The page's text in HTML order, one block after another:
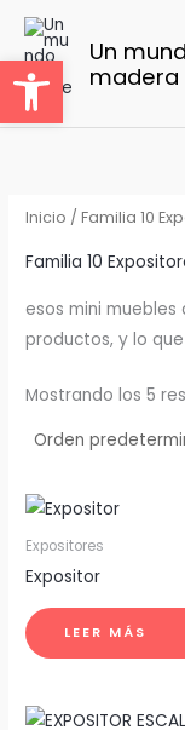
contenido
Un
madera
Inicio / Familia 10
Familia 10
esos mini
productos, y lo
Mostrando los 5
Expositores
Expositor
LEER MÁS
Abrir barra de